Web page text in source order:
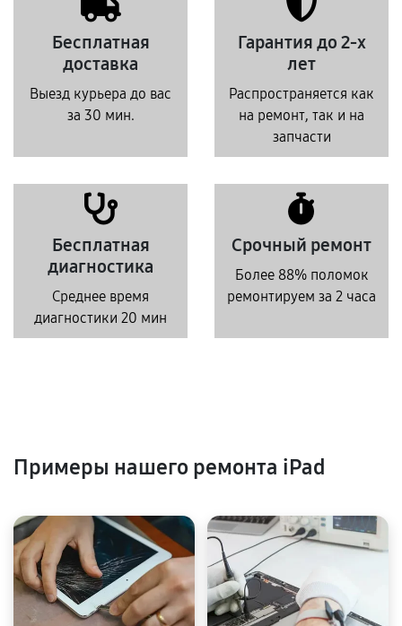
Бесплатная
доставка
Выезд курьера до вас
за 30 мин.
Гарантия до 2-х
лет
Распространяется как
на ремонт, так и на
запчасти
Бесплатная
диагностика
Среднее время
диагностики 20 мин
Срочный ремонт
Более 88% поломок
ремонтируем за 2 часа
Примеры нашего ремонта iPad